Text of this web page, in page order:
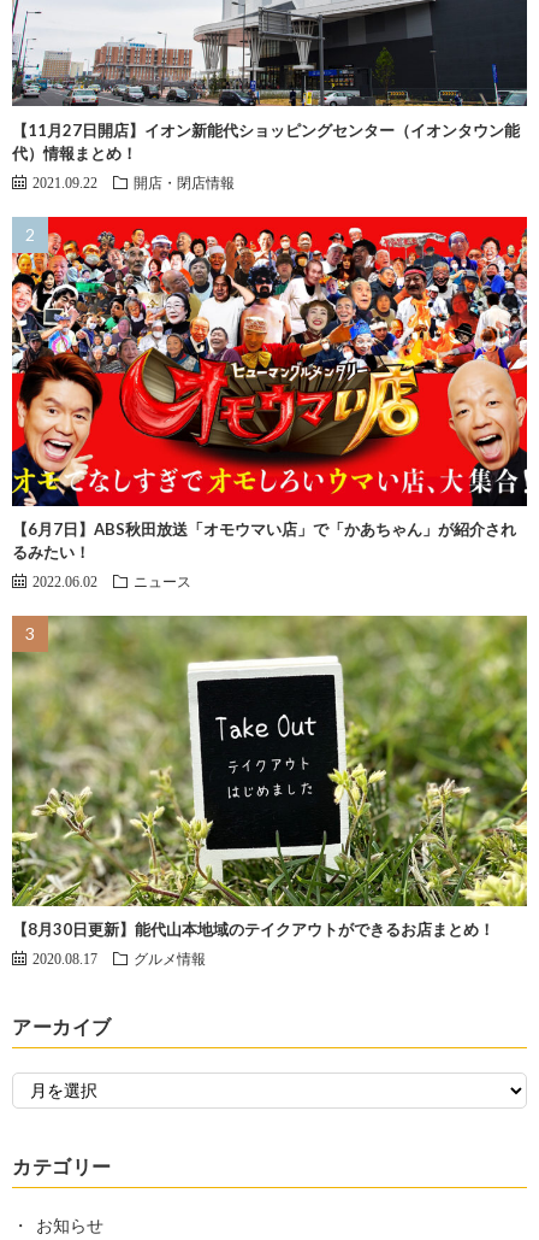
【11月27日開店】イオン新能代ショッピングセンター（イオンタウン能
代）情報まとめ！
2021.09.22 開店・閉店情報
【6月7日】ABS秋田放送「オモウマい店」で「かあちゃん」が紹介され
るみたい！
2022.06.02 ニュース
【8月30日更新】能代山本地域のテイクアウトができるお店まとめ！
2020.08.17 グルメ情報
アーカイブ
カテゴリー
お知らせ